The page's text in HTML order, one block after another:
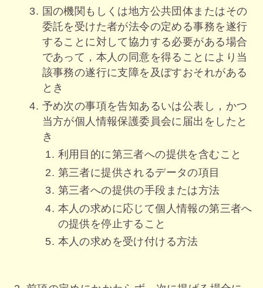
国の機関もしくは地方公共団体またはその
委託を受けた者が法令の定める事務を遂行
することに対して協力する必要がある場合
であって，本人の同意を得ることにより当
該事務の遂行に支障を及ぼすおそれがある
とき
予め次の事項を告知あるいは公表し，かつ
当方が個人情報保護委員会に届出をしたと
き
利用目的に第三者への提供を含むこと
第三者に提供されるデータの項目
第三者への提供の手段または方法
本人の求めに応じて個人情報の第三者へ
の提供を停止すること
本人の求めを受け付ける方法